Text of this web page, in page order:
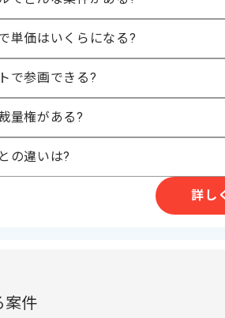
精算条件
有
精算基準時間
単価はいくらになる?
で参画できる?
量権がある?
の違いは?
詳し
案件